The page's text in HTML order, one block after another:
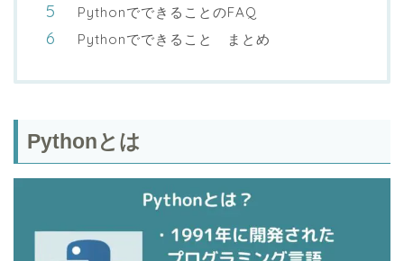
PythonでできることのFAQ
Pythonでできること まとめ
Pythonとは